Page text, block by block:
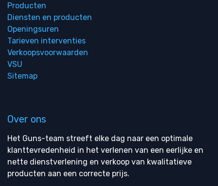
Producten
Diensten en producten
Openingsuren
Tarieven interventies
Verkoopsvoorwaarden
VSU
Sitemap
Over ons
Het Guns-team streeft elke dag naar een optimale
klanttevredenheid in het verlenen van een eerlijke en
nette dienstverlening en verkoop van kwalitatieve
producten aan een correcte prijs.